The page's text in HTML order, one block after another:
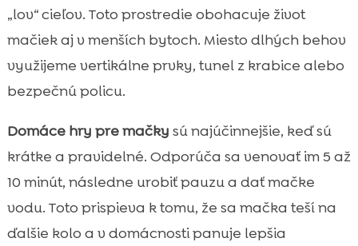
„lov“ cieľov. Toto prostredie obohacuje život
mačiek aj v menších bytoch. Miesto dlhých behov
využijeme vertikálne prvky, tunel z krabice alebo
bezpečnú policu.
Domáce hry pre mačky sú najúčinnejšie, keď sú
krátke a pravidelné. Odporúča sa venovať im 5 až
10 minút, následne urobiť pauzu a dať mačke
vodu. Toto prispieva k tomu, že sa mačka teší na
ďalšie kolo a v domácnosti panuje lepšia